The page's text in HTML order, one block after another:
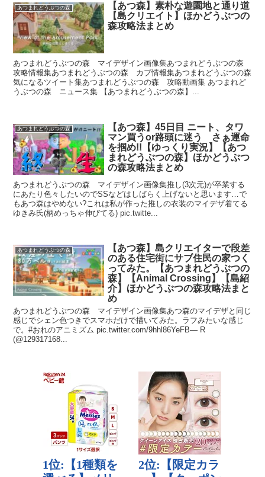
あつまれどうぶつの森
【あつ森】素朴な遊園地と通り道
【島クリエイト】ほかどうぶつの
森攻略法まとめ
あつまれどうぶつの森 マイデザイン画像集あつまれどうぶつの森
攻略情報集あつまれどうぶつの森 カブ情報集あつまれどうぶつの森
気になるツイート集あつまれどうぶつの森 攻略動画集 あつまれど
うぶつの森 ニュース集 【あつまれどうぶつの森】...
あつまれどうぶつの森
【あつ森】45日目 ニート、タワ
マン買うor路頭に迷う さぁ運命
を掴め!!【ゆっくり実況】【あつ
まれどうぶつの森】ほかどうぶつ
の森攻略法まとめ
あつまれどうぶつの森 マイデザイン画像集推し(3次元)が卒業する
にあたり色々したいのでSSなどはしばらく上げないと思います…で
もあつ森はやめない?これは私が作った推しの衣装のマイデザ着てる
ゆきみ氏(柄めっちゃ伸びてる) pic.twitte...
あつまれどうぶつの森
【あつ森】島クリエイターで段差
のある住宅街にサブ住民の家つく
ってみた。【あつまれどうぶつの
森】【Animal Crossing】【島紹
介】ほかどうぶつの森攻略法まと
め
あつまれどうぶつの森 マイデザイン画像集あつ森のマイデザと同じ
感じでシェン色つきでスマホだけで描いてみた。ラフみたいな感じ
で。#おれのアニミズム pic.twitter.com/9hhl86YeFB— R
(@129317168...